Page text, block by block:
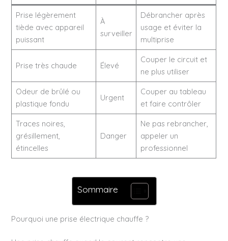
Prise légèrement
tiède avec appareil
puissant
À
surveiller
Débrancher après
usage et éviter la
multiprise
Prise très chaude Élevé
Couper le circuit et
ne plus utiliser
Odeur de brûlé ou
plastique fondu
Urgent
Couper au tableau
et faire contrôler
Traces noires,
grésillement,
étincelles
Danger
Ne pas rebrancher,
appeler un
professionnel
Sommaire
Pourquoi une prise électrique chauffe ?